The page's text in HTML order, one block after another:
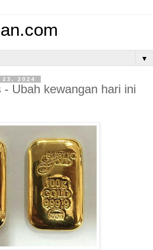
▼
2024
- Ubah kewangan hari ini